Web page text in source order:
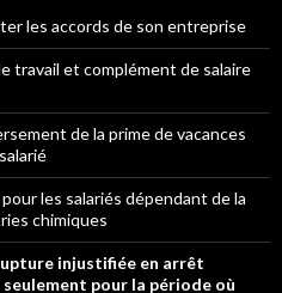
les accords de son entreprise
travail et complément de salaire
de la prime de vacances
les salariés dépendant de la
chimiques
injustifiée en arrêt
pour la période où